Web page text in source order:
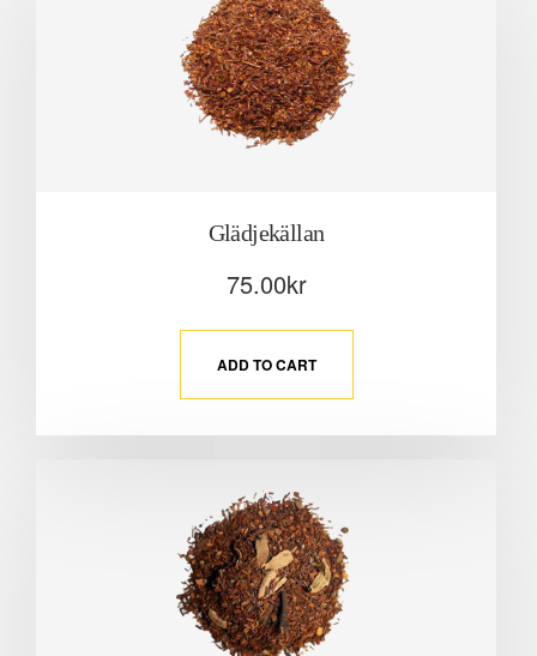
Glädjekällan
75.00kr
ADD TO CART